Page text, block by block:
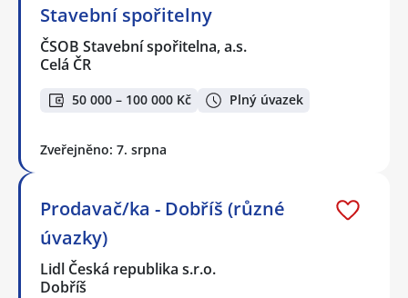
Stavební spořitelny
ČSOB Stavební spořitelna, a.s.
Celá ČR
50 000 – 100 000 Kč Plný úvazek
Zveřejněno: 7. srpna
Prodavač/ka - Dobříš (různé
úvazky)
Lidl Česká republika s.r.o.
Dobříš